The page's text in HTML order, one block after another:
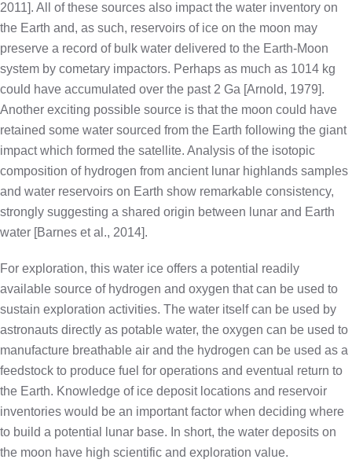
2011]. All of these sources also impact the water inventory on
the Earth and, as such, reservoirs of ice on the moon may
preserve a record of bulk water delivered to the Earth-Moon
system by cometary impactors. Perhaps as much as 1014 kg
could have accumulated over the past 2 Ga [Arnold, 1979].
Another exciting possible source is that the moon could have
retained some water sourced from the Earth following the giant
impact which formed the satellite. Analysis of the isotopic
composition of hydrogen from ancient lunar highlands samples
and water reservoirs on Earth show remarkable consistency,
strongly suggesting a shared origin between lunar and Earth
water [Barnes et al., 2014].
For exploration, this water ice offers a potential readily
available source of hydrogen and oxygen that can be used to
sustain exploration activities. The water itself can be used by
astronauts directly as potable water, the oxygen can be used to
manufacture breathable air and the hydrogen can be used as a
feedstock to produce fuel for operations and eventual return to
the Earth. Knowledge of ice deposit locations and reservoir
inventories would be an important factor when deciding where
to build a potential lunar base. In short, the water deposits on
the moon have high scientific and exploration value.